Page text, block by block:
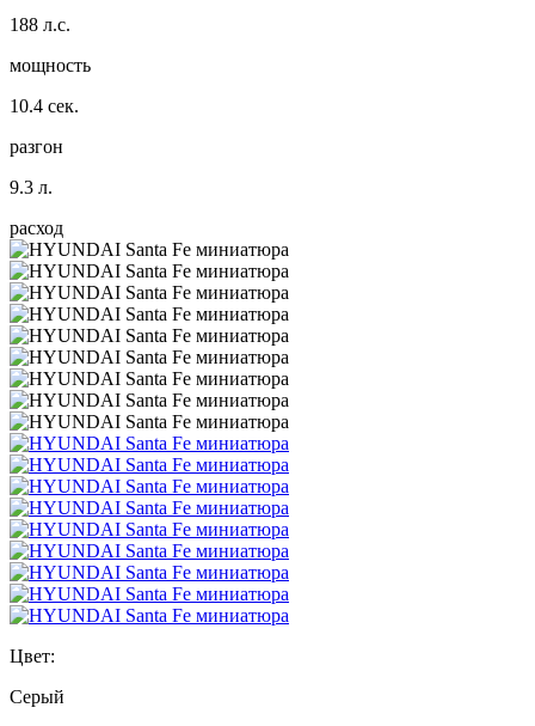
188 л.с.
мощность
10.4 сек.
разгон
9.3 л.
расход
Цвет:
Серый